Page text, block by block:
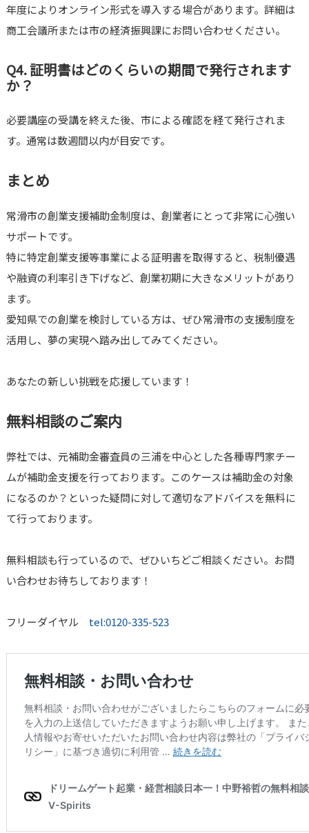
年度によりオンライン形式を導入する場合があります。詳細は
商工会議所または市の経済振興課にお問い合わせください。
Q4. 証明書はどのくらいの期間で発行されます
か？
必要講座の受講を終えた後、市による確認を経て発行されま
す。通常は数週間以内が目安です。
まとめ
常滑市の創業支援補助金制度は、創業者にとって非常に心強い
サポートです。
特に特定創業支援等事業による証明書を取得すると、税制優遇
や融資の利率引き下げなど、創業初期に大きなメリットがあり
ます。
愛知県での創業を検討している方は、ぜひ常滑市の支援制度を
活用し、夢の実現へ踏み出してみてください。
あなたの新しい挑戦を応援しています！
無料相談のご案内
弊社では、元補助金審査員の三浦を中心とした各種専門家チー
ムが補助金支援を行っております。このケースは補助金の対象
になるのか？といった疑問に対して適切なアドバイスを無料に
て行っております。
無料相談も行っているので、ぜひいちどご相談ください。お問
い合わせお待ちしております！
フリーダイヤル tel:0120-335-523